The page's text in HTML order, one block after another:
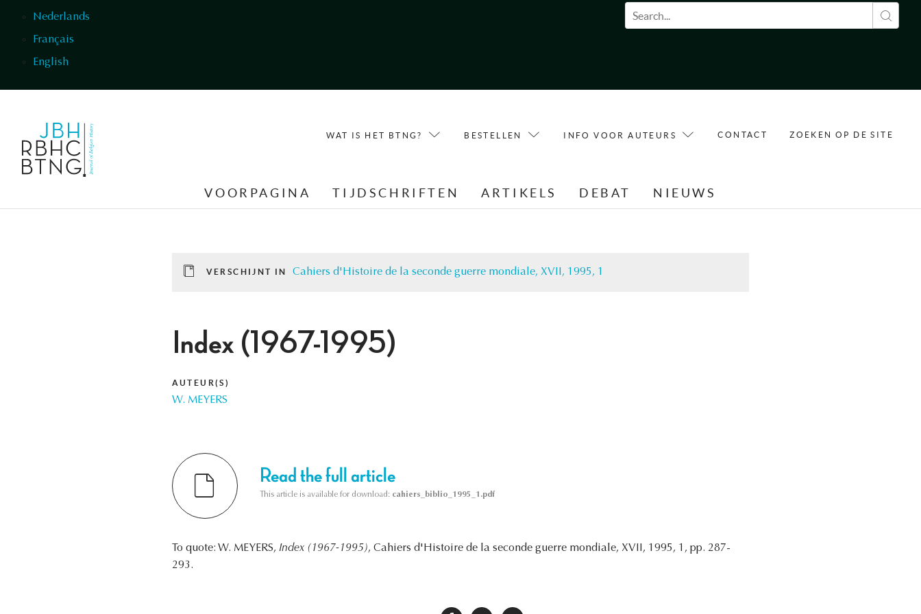
Nederlands
Français
English
Zoekveld
WAT IS HET BTNG? BESTELLEN INFO VOOR AUTEURS CONTACT ZOEKEN OP DE SITE
VOORPAGINA TIJDSCHRIFTEN ARTIKELS DEBAT NIEUWS
VERSCHIJNT IN Cahiers d'Histoire de la seconde guerre mondiale, XVII, 1995, 1
Index (1967-1995)
AUTEUR(S)
W. MEYERS
Read the full article
This article is available for download: cahiers_biblio_1995_1.pdf
To quote: W. MEYERS, Index (1967-1995), Cahiers d'Histoire de la seconde guerre mondiale, XVII, 1995, 1, pp. 287-
293.